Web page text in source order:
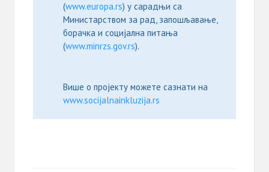
(www.europa.rs) у сарадњи са
Министарством за рад, запошљавање,
борачка и социјална питања
(www.minrzs.gov.rs).
Више о пројекту можете сазнати на
www.socijalnainkluzija.rs